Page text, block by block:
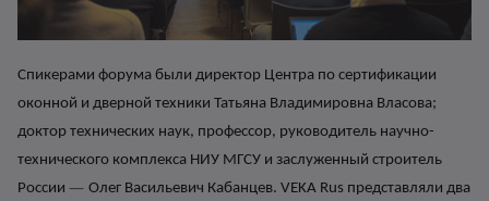
Спикерами форума были директор Центра по сертификации
оконной и дверной техники Татьяна Владимировна Власова;
доктор технических наук, профессор, руководитель научно-
технического комплекса НИУ МГСУ и заслуженный строитель
России — Олег Васильевич Кабанцев. VEKA Rus представляли два